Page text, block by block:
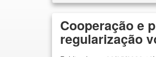
Cooperação e
regularização